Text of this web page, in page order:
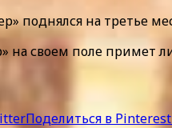
поднялся на третье
на своем поле примет
Поделиться в Pinterest